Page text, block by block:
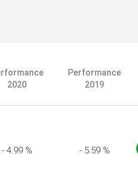
2020
Performance
2019
- 4.99 % - 5.59 %